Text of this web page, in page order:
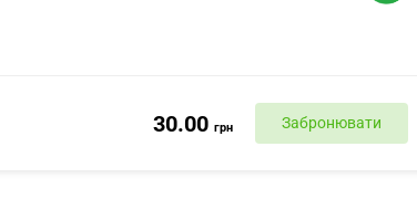
30.00 грн Забронювати